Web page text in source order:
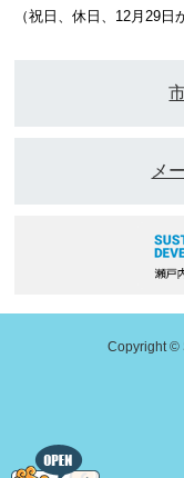
（祝日、休日、12月29
メ
Copyright ©